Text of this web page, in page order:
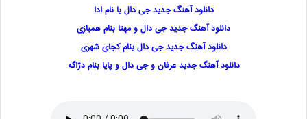
دانلود آهنگ جدید جی دال با نام ادا
دانلود آهنگ جدید جی دال و مهتا بنام همبازی
دانلود آهنگ جدید جی دال بنام کجای شهری
دانلود آهنگ جدید عرفان و جی دال و پایا بنام دژاگه